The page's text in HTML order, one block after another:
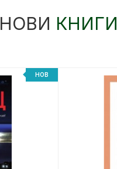
НОВИ КНИГИ
НОВ